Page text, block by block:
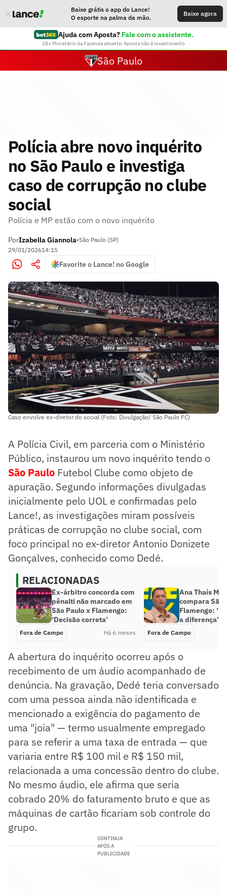
Baixe grátis o app do Lance!
O esporte na palma da mão.
Baixe agora
Ajuda com Aposta? Fale com o assistente.
18+ Ministério da Fazenda adverte: Aposta não é investimento
São Paulo
Polícia abre novo inquérito
no São Paulo e investiga
caso de corrupção no clube
social
Polícia e MP estão com o novo inquérito
PorIzabella Giannola•São Paulo (SP)
29/01/202614:15
Favorite o Lance! no Google
Caso envolve ex-diretor do social (Foto: Divulgação/ São Paulo FC)
A Polícia Civil, em parceria com o Ministério
Público, instaurou um novo inquérito tendo o
São Paulo Futebol Clube como objeto de
apuração. Segundo informações divulgadas
inicialmente pelo UOL e confirmadas pelo
Lance!, as investigações miram possíveis
práticas de corrupção no clube social, com
foco principal no ex-diretor Antonio Donizete
Gonçalves, conhecido como Dedé.
RELACIONADAS
Ex-árbitro concorda com
pênalti não marcado em
São Paulo x Flamengo:
‘Decisão correta’
Fora de Campo Há 6 meses
Ana Thaís
compara São
Flamengo: ‘É
a diferença’
Fora de Campo
A abertura do inquérito ocorreu após o
recebimento de um áudio acompanhado de
denúncia. Na gravação, Dedé teria conversado
com uma pessoa ainda não identificada e
mencionado a exigência do pagamento de
uma "joia" — termo usualmente empregado
para se referir a uma taxa de entrada — que
variaria entre R$ 100 mil e R$ 150 mil,
relacionada a uma concessão dentro do clube.
No mesmo áudio, ele afirma que seria
cobrado 20% do faturamento bruto e que as
máquinas de cartão ficariam sob controle do
grupo.
CONTINUA
APÓS A
PUBLICIDADE